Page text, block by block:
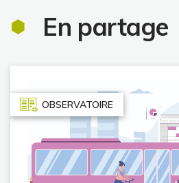
En partage
OBSERVATOIRE